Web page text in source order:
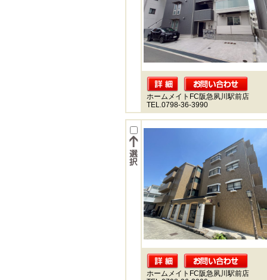
ホームメイトFC阪急夙川駅前店
TEL.0798-36-3990
ホームメイトFC阪急夙川駅前店